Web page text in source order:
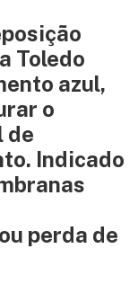
Toledo
azul,
o
de
Indicado
perda de